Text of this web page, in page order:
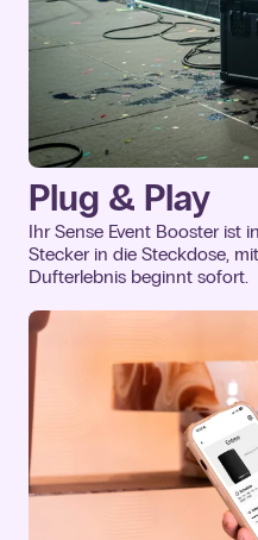
Plug & Play
Ihr Sense Event Booster ist
Stecker in die Steckdose,
Dufterlebnis beginnt sofort.